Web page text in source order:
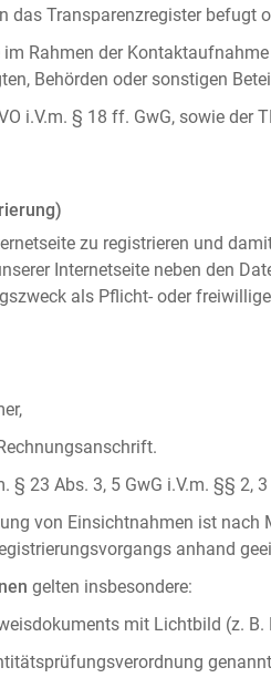
das Transparenzregister befugt
Rahmen der
Behörden oder sonstigen
i.V.m. § 18 ff. GwG, sowie der
zu registrieren und
Internetseite neben den
als Pflicht- oder
§ 23 Abs. 3, 5 GwG i.V.m. §§ 2, 3
von Einsichtnahmen ist
anhand
gelten insbesondere:
mit Lichtbild (z. B.